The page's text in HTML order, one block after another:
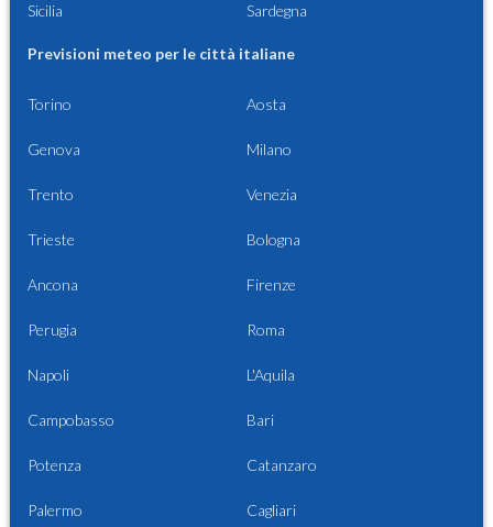
Sicilia Sardegna
Previsioni meteo per le città italiane
Torino Aosta
Genova Milano
Trento Venezia
Trieste Bologna
Ancona Firenze
Perugia Roma
Napoli L'Aquila
Campobasso Bari
Potenza Catanzaro
Palermo Cagliari